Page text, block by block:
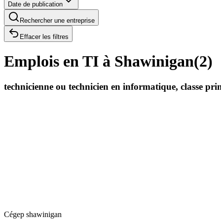
Date de publication
Rechercher une entreprise
Effacer les filtres
Emplois en TI à Shawinigan(2)
technicienne ou technicien en informatique, classe
Cégep shawinigan